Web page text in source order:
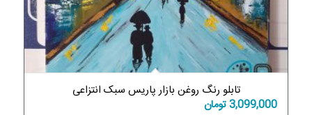
تابلو رنگ روغن بازار پاریس سبک انتزاعی
3,099,000تومان